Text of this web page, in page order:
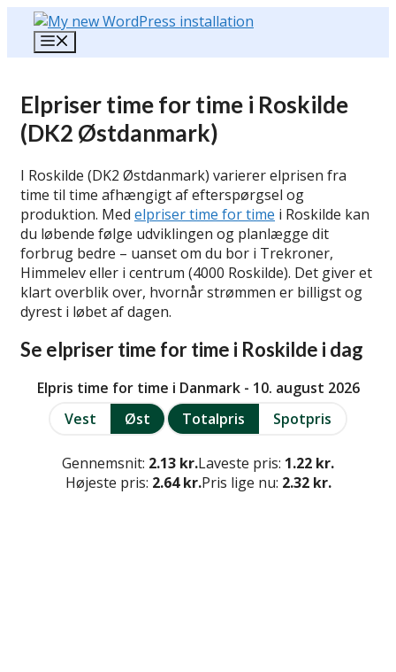
Hop
indhold
Elpriser time for time i Roskilde
(DK2 Østdanmark)
I Roskilde (DK2 Østdanmark) varierer elprisen fra
time til time afhængigt af efterspørgsel og
produktion. Med elpriser time for time i Roskilde kan
du løbende følge udviklingen og planlægge dit
forbrug bedre – uanset om du bor i Trekroner,
Himmelev eller i centrum (4000 Roskilde). Det giver et
klart overblik over, hvornår strømmen er billigst og
dyrest i løbet af dagen.
Se elpriser time for time i Roskilde i dag
Elpris time for time i Danmark - 10. august 2026
Vest
Øst Totalpris Spotpris
Gennemsnit: 2.13 kr.Laveste pris: 1.22 kr.
Højeste pris: 2.64 kr.Pris lige nu: 2.32 kr.